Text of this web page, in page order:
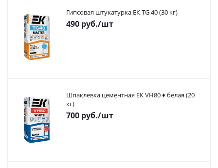
Гипсовая штукатурка ЕК TG 40 (30 кг)
490 руб./шт
Шпаклевка цементная ЕК VH80 ♦ белая (20
кг)
700 руб./шт